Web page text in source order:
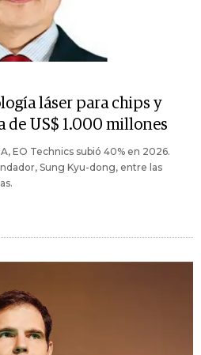
láser para chips y
de US$ 1.000 millones
EO Technics subió 40% en 2026.
Sung Kyu-dong, entre las